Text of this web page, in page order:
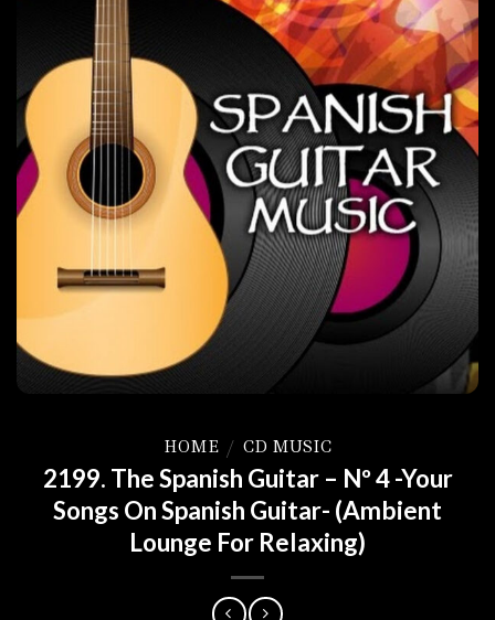
HOME / CD MUSIC
2199. The Spanish Guitar – Nº 4 -Your
Songs On Spanish Guitar- (Ambient
Lounge For Relaxing)